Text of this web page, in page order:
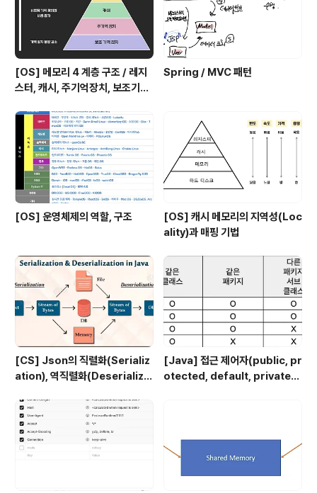
[OS] 메모리 4 계층 구조 / 레지
스터, 캐시, 주기억장치, 보조기억
Spring / MVC 패턴
[OS] 운영체제의 역할, 구조
[OS] 캐시 메모리의 지역성(Loc
ality)과 매핑 기법
[CS] Json의 직렬화(Serializ
ation), 역직렬화(Deserializa
[Java] 접근 제어자(public, pr
otected, default, private)